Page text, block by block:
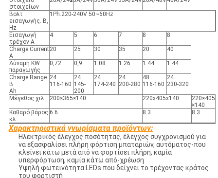
στοιχείων
Βολτ
εισαγωγής. Β,
Hz
1Ph.220-240V 50~60Hz
Εισαγωγή
τρέχον Α
4 5 6 7 8 8
Charge.Current
Α
20 25 30 35 20 40
Δύναμη KW
παραγωγής
0,72 0,9 1.08 1.26 1.44 1.44
Charge.Range
Β
Ah
24
116-160
24
145-
200
24
174-240
24
200-280
48
116-160
24
230-320
Μέγεθος χιλ. 200×365×140 220x405x140
220×405
×140
Καθαρό βάρος
κλ
6.6 8.3 8.3
Χαρακτηριστικά γνωρίσματα προϊόντων:
Ηλεκτρικός έλεγχος ποσότητας, έλεγχος συγχρονισμού για
να εξασφαλίσει πλήρη φόρτιση μπαταριών, αυτόματος-που
κλείνει κάτω μετά από να φορτίσει πλήρη, καμία
υπερφόρτωση, καμία κάτω από-χρέωση
Υψηλή φωτεινότητα LEDs που δείχνει το τρέχοντας κράτος
του φορτιστή